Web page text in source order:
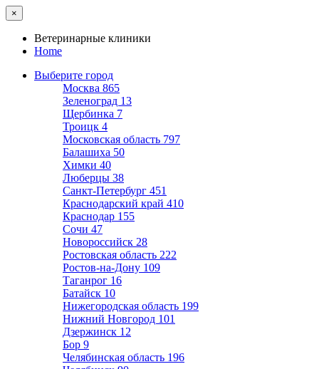
×
Ветеринарные клиники
Home
Выберите город
Москва 865
Зеленоград 13
Щербинка 7
Троицк 4
Московская область 797
Балашиха 50
Химки 40
Люберцы 38
Санкт-Петербург 451
Краснодарский край 410
Краснодар 155
Сочи 47
Новороссийск 28
Ростовская область 222
Ростов-на-Дону 109
Таганрог 16
Батайск 10
Нижегородская область 199
Нижний Новгород 101
Дзержинск 12
Бор 9
Челябинская область 196